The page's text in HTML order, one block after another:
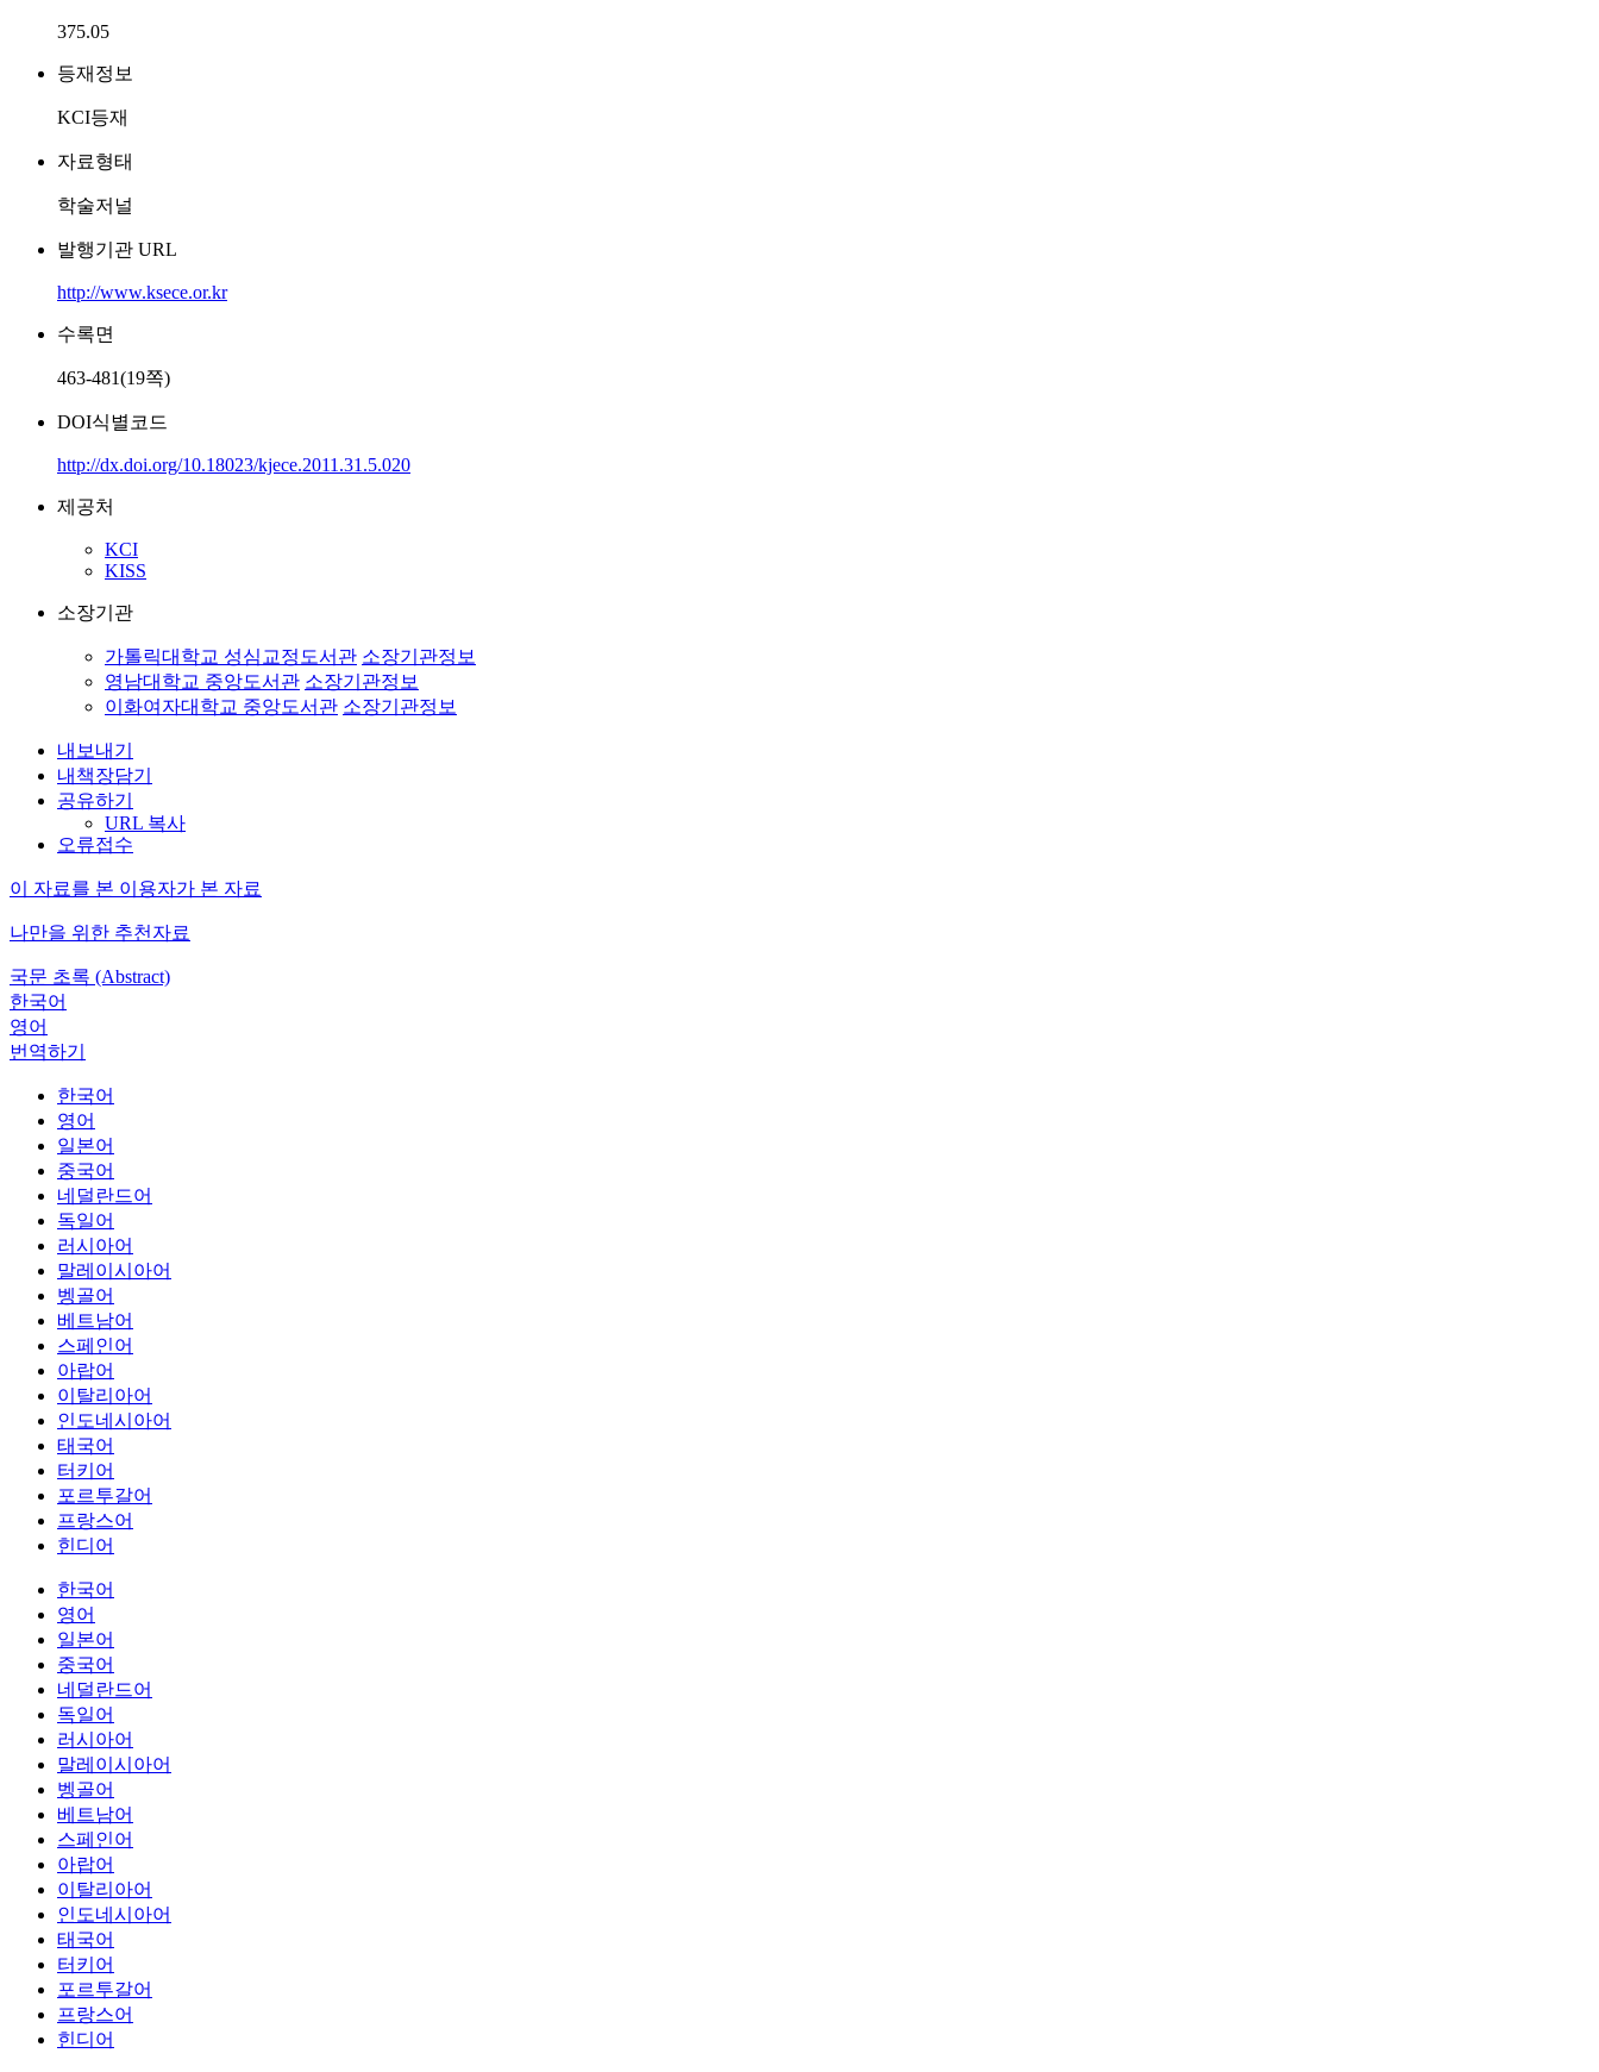
375.05
등재정보
KCI등재
자료형태
학술저널
발행기관 URL
http://www.ksece.or.kr
수록면
463-481(19쪽)
DOI식별코드
http://dx.doi.org/10.18023/kjece.2011.31.5.020
제공처
KCI
KISS
소장기관
가톨릭대학교 성심교정도서관 소장기관정보
영남대학교 중앙도서관 소장기관정보
이화여자대학교 중앙도서관 소장기관정보
내보내기
내책장담기
공유하기
URL 복사
오류접수
이 자료를 본 이용자가 본 자료
나만을 위한 추천자료
국문 초록 (Abstract)
한국어
영어
번역하기
한국어
영어
일본어
중국어
네덜란드어
독일어
러시아어
말레이시아어
벵골어
베트남어
스페인어
아랍어
이탈리아어
인도네시아어
태국어
터키어
포르투갈어
프랑스어
힌디어
한국어
영어
일본어
중국어
네덜란드어
독일어
러시아어
말레이시아어
벵골어
베트남어
스페인어
아랍어
이탈리아어
인도네시아어
태국어
터키어
포르투갈어
프랑스어
힌디어